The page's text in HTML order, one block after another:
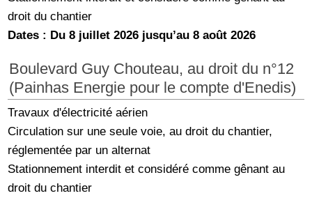
droit du chantier
Dates : Du 8 juillet 2026 jusqu’au 8 août 2026
Boulevard Guy Chouteau, au droit du n°12
(Painhas Energie pour le compte d'Enedis)
Travaux d'électricité aérien
Circulation sur une seule voie, au droit du chantier,
réglementée par un alternat
Stationnement interdit et considéré comme gênant au
droit du chantier